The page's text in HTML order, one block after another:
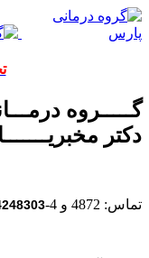
گـــــروه
دکتر
تماس: 4872 و 4- 021